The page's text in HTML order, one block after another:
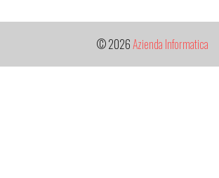
© 2026Azienda Informatica